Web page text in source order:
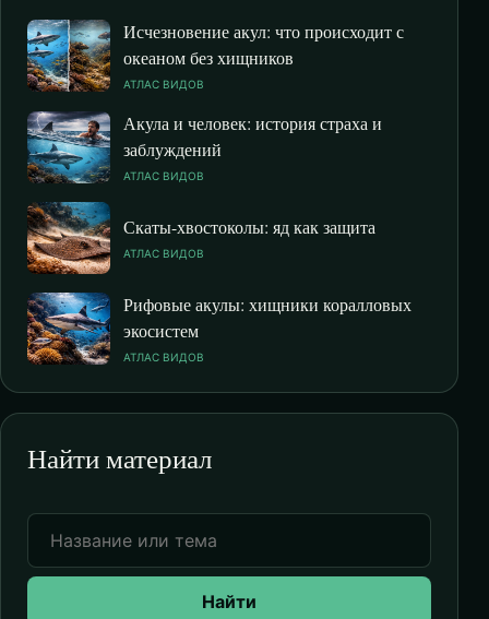
Исчезновение акул: что происходит с
океаном без хищников
АТЛАС ВИДОВ
Акула и человек: история страха и
заблуждений
АТЛАС ВИДОВ
Скаты-хвостоколы: яд как защита
АТЛАС ВИДОВ
Рифовые акулы: хищники коралловых
экосистем
АТЛАС ВИДОВ
Найти материал
Найти